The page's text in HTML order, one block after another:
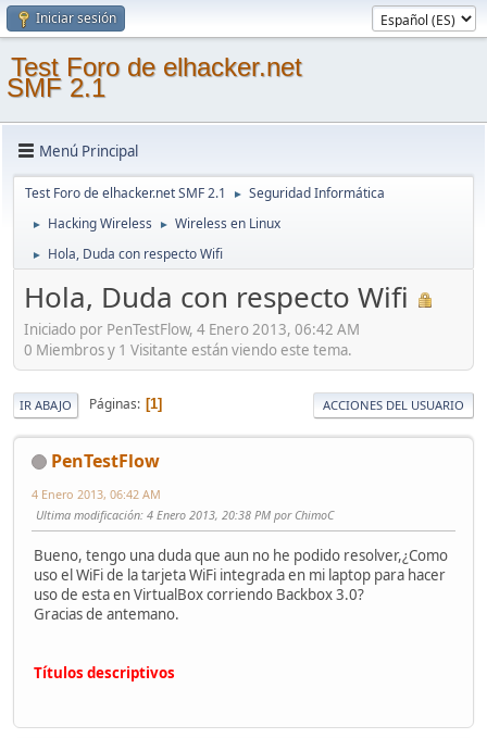
Iniciar sesión
Test Foro de elhacker.net
SMF 2.1
Menú Principal
Test Foro de elhacker.net SMF 2.1 ► Seguridad Informática
► Hacking Wireless ► Wireless en Linux
► Hola, Duda con respecto Wifi
Hola, Duda con respecto Wifi
Iniciado por PenTestFlow, 4 Enero 2013, 06:42 AM
0 Miembros y 1 Visitante están viendo este tema.
IR ABAJO Páginas 1 ACCIONES DEL USUARIO
PenTestFlow
4 Enero 2013, 06:42 AM
Ultima modificación: 4 Enero 2013, 20:38 PM por ChimoC
Bueno, tengo una duda que aun no he podido resolver,¿Como
uso el WiFi de la tarjeta WiFi integrada en mi laptop para hacer
uso de esta en VirtualBox corriendo Backbox 3.0?
Gracias de antemano.
Títulos descriptivos